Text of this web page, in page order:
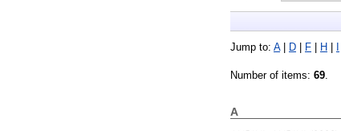
Jump to: A| D F H
Number of items: 69.
A